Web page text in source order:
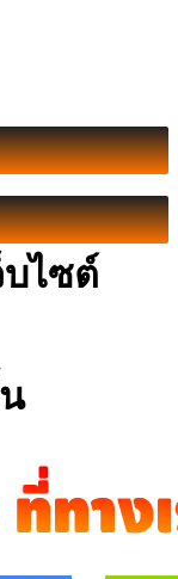
บไซต์